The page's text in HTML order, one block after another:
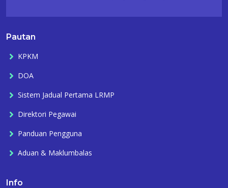
Pautan
KPKM
DOA
Sistem Jadual Pertama LRMP
Direktori Pegawai
Panduan Pengguna
Aduan & Maklumbalas
Info